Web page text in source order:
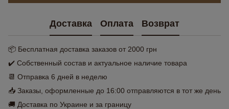
Доставка Оплата Возврат
📦 Бесплатная доставка заказов от 2000 грн
✔️ Собственный состав и актуальное наличие товара
📆 Отправка 6 дней в неделю
📥 Заказы, оформленные до 16:00 отправляются в тот же день
🚚 Доставка по Украине и за границу